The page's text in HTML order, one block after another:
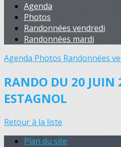
Agenda
Photos
Randonnées vendredi
Randonnées mardi
Agenda Photos Randonnées
RANDO DU 20 JUIN
ESTAGNOL
Retour à la liste
Plan du site